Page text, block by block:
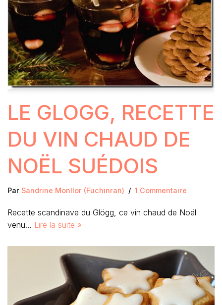
LE GLOGG, RECETTE
DU VIN CHAUD DE
NOËL SUÉDOIS
Par Sandrine Monllor (Fuchinran) 1 Commentaire
Recette scandinave du Glögg, ce vin chaud de Noël
venu… Lire la suite »